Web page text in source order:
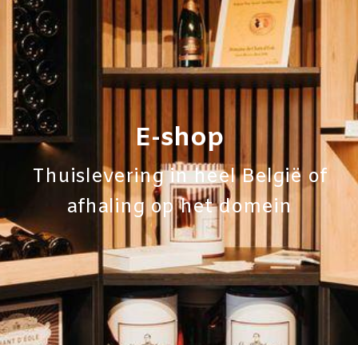
E-shop
Thuislevering in heel België of
afhaling op het domein